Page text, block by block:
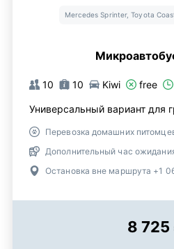
Mercedes Sprinter, Toyota
10 10 Kiwi free
Универсальный вариант для
Перевозка домашних
Дополнительный час
Остановка вне маршрута +1
8 725